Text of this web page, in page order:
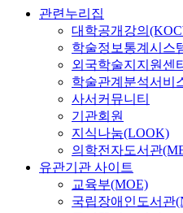
관련누리집
대학공개강의
학술정보통계시스
외국학술지지원센
학술관계분석서비
사서커뮤니티
기관회원
지식나눔(LOOK)
의학전자도서관
유관기관 사이트
교육부(MOE)
국립장애인도서관